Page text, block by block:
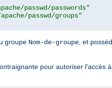
passwd/passwords"
passwd/groups"
groupe Nom-de-groupe, et
pour autoriser